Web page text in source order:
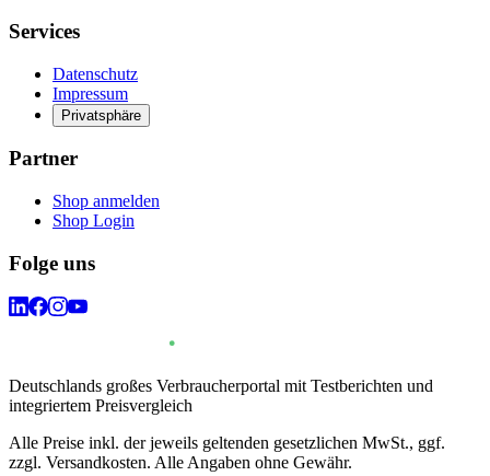
Services
Datenschutz
Impressum
Privatsphäre
Partner
Shop anmelden
Shop Login
Folge uns
Deutschlands großes Verbraucherportal mit Testberichten und
integriertem Preisvergleich
Alle Preise inkl. der jeweils geltenden gesetzlichen MwSt., ggf.
zzgl. Versandkosten. Alle Angaben ohne Gewähr.